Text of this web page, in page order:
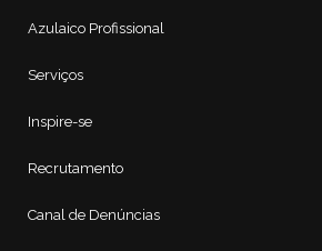
Azulaico Profissional
Serviços
Inspire-se
Recrutamento
Canal de Denúncias